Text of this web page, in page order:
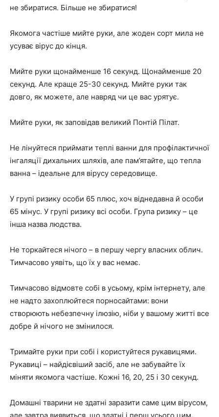
не збиратися. Більше не збиратися!
Якомога частіше мийте руки, але жоден сорт мила не
усуває вірус до кінця.
Мийте руки щонайменше 16 секунд. Щонайменше 20
секунд. Але краще 25-30 секунд. Мийте руки так
довго, як можете, але навряд чи це вас урятує.
Мийте руки, як заповідав великий Понтій Пілат.
Не лінуйтеся приймати теплі ванни для профілактичної
інгаляції дихальних шляхів, але пам’ятайте, що тепла
ванна – ідеальне для вірусу середовище.
У групі ризику особи 65 плюс, хоч віднедавна й особи
65 мінус. У групі ризику всі особи. Група ризику – це
інша назва людства.
Не торкайтеся нічого – в першу чергу власних облич.
Тимчасово уявіть, що їх у вас немає.
Тимчасово відмовте собі в усьому, крім інтернету, але
не надто захоплюйтеся порносайтами: вони
створюють небезпечну ілюзію, ніби у вашому житті все
добре й нічого не змінилося.
Тримайте руки при собі і користуйтеся рукавицями.
Рукавиці – найдієвіший засіб, але не забувайте їх
міняти якомога частіше. Кожні 16, 20, 25 і 30 секунд.
Домашні тварини не здатні заразити саме цим вірусом,